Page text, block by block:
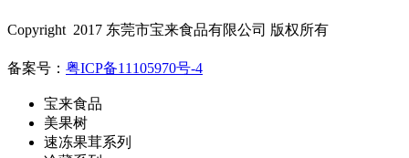
Copyright 2017 东莞市宝来食品有限公司 版权所有
备案号： 粤ICP备11105970号-4
宝来食品
美果树
速冻果茸系列